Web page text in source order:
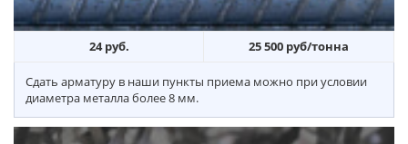
24 руб. 25 500 руб/тонна
Сдать арматуру в наши пункты приема можно при условии
диаметра металла более 8 мм.